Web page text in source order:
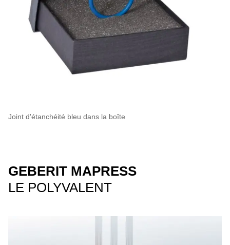
Joint d'étanchéité bleu dans la boîte
GEBERIT MAPRESS
LE POLYVALENT